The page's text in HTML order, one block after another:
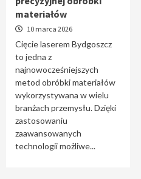
materiałów
10 marca 2026
Cięcie laserem Bydgoszcz
to jedna z
najnowocześniejszych
metod obróbki materiałów
wykorzystywana w wielu
branżach przemysłu. Dzięki
zastosowaniu
zaawansowanych
technologii możliwe...